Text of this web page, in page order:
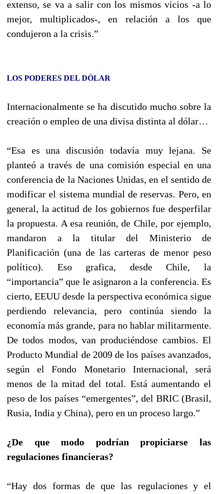
extenso, se va a salir con los mismos vicios -a lo
mejor, multiplicados-, en relación a los que
condujeron a la crisis.”
LOS PODERES DEL DÓLAR
Internacionalmente se ha discutido mucho sobre la
creación o empleo de una divisa distinta al dólar…
“Esa es una discusión todavía muy lejana. Se
planteó a través de una comisión especial en una
conferencia de la Naciones Unidas, en el sentido de
modificar el sistema mundial de reservas. Pero, en
general, la actitud de los gobiernos fue desperfilar
la propuesta. A esa reunión, de Chile, por ejemplo,
mandaron a la titular del Ministerio de
Planificación (una de las carteras de menor peso
político). Eso grafica, desde Chile, la
“importancia” que le asignaron a la conferencia. Es
cierto, EEUU desde la perspectiva económica sigue
perdiendo relevancia, pero continúa siendo la
economía más grande, para no hablar militarmente.
De todos modos, van produciéndose cambios. El
Producto Mundial de 2009 de los países avanzados,
según el Fondo Monetario Internacional, será
menos de la mitad del total. Está aumentando el
peso de los países “emergentes”, del BRIC (Brasil,
Rusia, India y China), pero en un proceso largo.”
¿De que modo podrían propiciarse las
regulaciones financieras?
“Hay dos formas de que las regulaciones y el